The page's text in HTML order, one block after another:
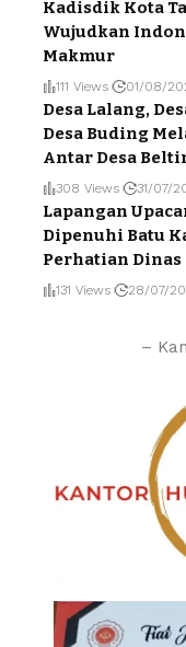
Kadisdik Kota
Wujudkan
Makmur
111 Views 01/08/
Desa Lalang,
Desa Buding
Antar Desa
308 Views 31/07/
Lapangan
Dipenuhi Batu
Perhatian
131 Views 28/07/
–